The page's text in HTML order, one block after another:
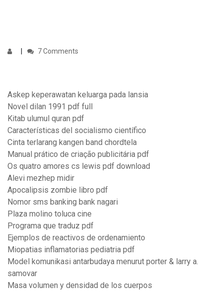
7 Comments
Askep keperawatan keluarga pada lansia
Novel dilan 1991 pdf full
Kitab ulumul quran pdf
Características del socialismo científico
Cinta terlarang kangen band chordtela
Manual prático de criação publicitária pdf
Os quatro amores cs lewis pdf download
Alevi mezhep midir
Apocalipsis zombie libro pdf
Nomor sms banking bank nagari
Plaza molino toluca cine
Programa que traduz pdf
Ejemplos de reactivos de ordenamiento
Miopatias inflamatorias pediatria pdf
Model komunikasi antarbudaya menurut porter & larry a.
samovar
Masa volumen y densidad de los cuerpos